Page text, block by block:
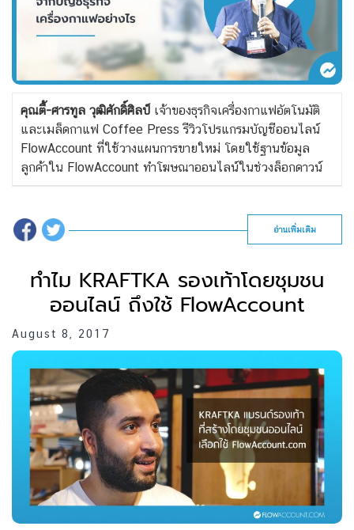
คุณตี้-ศารทูล วุฒิศักดิ์ศิลป์ เจ้าของธุรกิจเครื่องกาแฟอัตโนมัติ
และเมล็ดกาแฟ Coffee Press รีวิวโปรแกรมบัญชีออนไลน์
FlowAccount ที่ใช้วางแผนการขายใหม่ โดยใช้ฐานข้อมูล
ลูกค้าใน FlowAccount ทำโฆษณาออนไลน์ในช่วงล็อกดาวน์
อ่านเพิ่มเติม
ทำไม KRAFTKA รองเท้าโดยชุมชน
ออนไลน์ ถึงใช้ FlowAccount
August 8, 2017